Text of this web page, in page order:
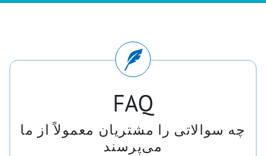
FAQ
چه سوالاتی را مشتریان معمولاً از ما
می‌پرسند